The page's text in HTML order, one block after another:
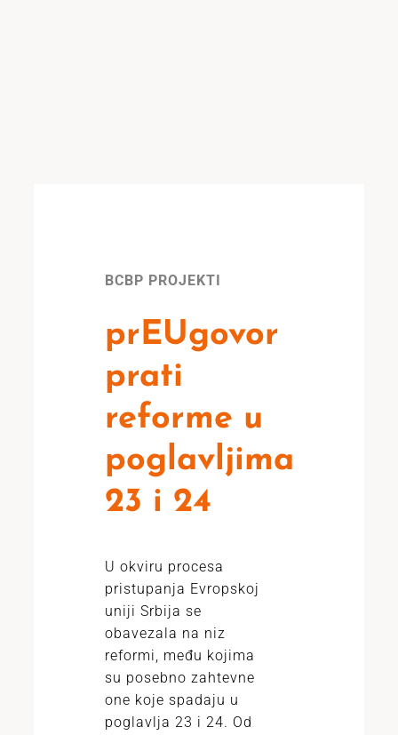
BCBP PROJEKTI
prEUgovor
prati
reforme u
poglavljima
23 i 24
U okviru procesa
pristupanja Evropskoj
uniji Srbija se
obavezala na niz
reformi, među kojima
su posebno zahtevne
one koje spadaju u
poglavlja 23 i 24. Od